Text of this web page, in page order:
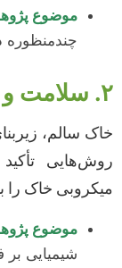
موضوع
چندمنظوره
۲. سلامت و حاصلخیزی خاک
خاک سالم،
روش‌هایی
میکروبی خاک را
موضوع
شیمیایی بر